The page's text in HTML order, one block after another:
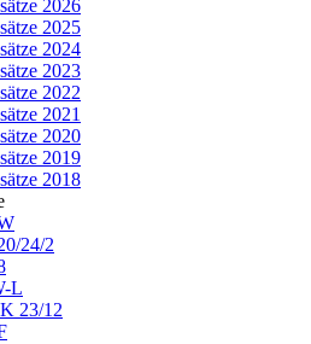
2026
2025
2024
2023
2022
2021
2020
2019
2018
24/2
L
23/12